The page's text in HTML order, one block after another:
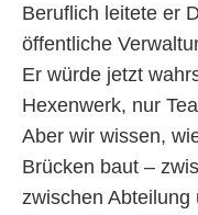
Beruflich leitete er
öffentliche
Er würde jetzt
Hexenwerk, nur
Aber wir wissen,
Brücken baut –
zwischen